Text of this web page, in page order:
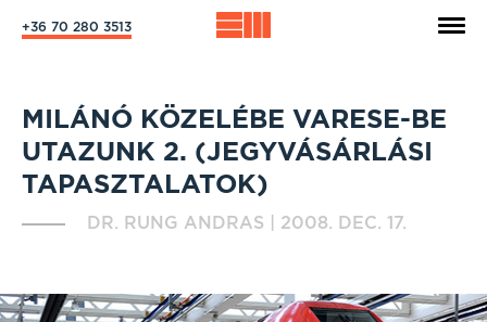
+36 70 280 3513
MILÁNÓ KÖZELÉBE VARESE-BE
UTAZUNK 2. (JEGYVÁSÁRLÁSI
TAPASZTALATOK)
DR. RUNG ANDRAS 2008. DEC. 17.